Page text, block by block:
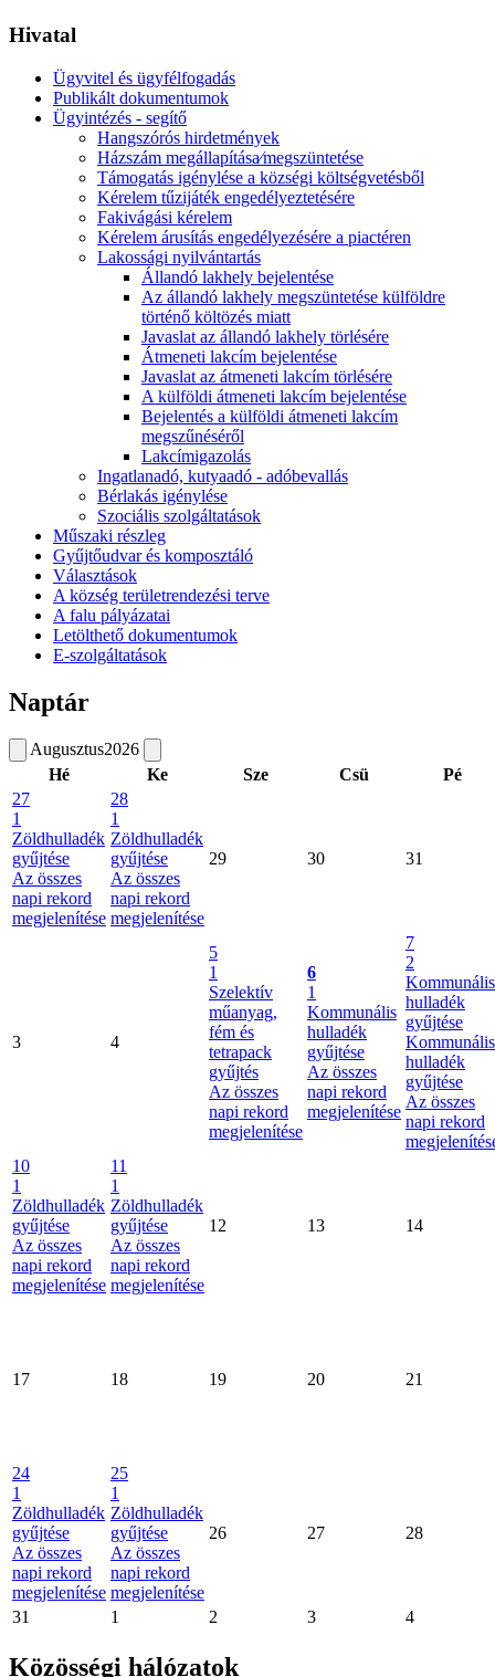
Hivatal
Ügyvitel és ügyfélfogadás
Publikált dokumentumok
Ügyintézés - segítő
Hangszórós hirdetmények
Házszám megállapítása⁄megszüntetése
Támogatás igénylése a községi költségvetésből
Kérelem tűzijáték engedélyeztetésére
Fakivágási kérelem
Kérelem árusítás engedélyezésére a piactéren
Lakossági nyilvántartás
Állandó lakhely bejelentése
Az állandó lakhely megszüntetése külföldre
történő költözés miatt
Javaslat az állandó lakhely törlésére
Átmeneti lakcím bejelentése
Javaslat az átmeneti lakcím törlésére
A külföldi átmeneti lakcím bejelentése
Bejelentés a külföldi átmeneti lakcím
megszűnéséről
Lakcímigazolás
Ingatlanadó, kutyaadó - adóbevallás
Bérlakás igénylése
Szociális szolgáltatások
Műszaki részleg
Gyűjtőudvar és komposztáló
Választások
A község területrendezési terve
A falu pályázatai
Letölthető dokumentumok
E-szolgáltatások
Naptár
Augusztus2026
Hé
Ke Sze Csü
Pé
27
1
Zöldhulladék
gyűjtése
Az összes
napi rekord
megjelenítése
28
1
Zöldhulladék
gyűjtése
Az összes
napi rekord
megjelenítése
29 30 31
3 4
5
1
Szelektív
műanyag,
fém és
tetrapack
gyűjtés
Az összes
napi rekord
megjelenítése
6
1
Kommunális
hulladék
gyűjtése
Az összes
napi rekord
megjelenítése
7
2
Kommunális
hulladék
gyűjtése
Kommunális
hulladék
gyűjtése
Az összes
napi rekord
10
1
Zöldhulladék
gyűjtése
Az összes
napi rekord
megjelenítése
11
1
Zöldhulladék
gyűjtése
Az összes
napi rekord
megjelenítése
12 13 14
17 18 19 20 21
24
1
Zöldhulladék
gyűjtése
Az összes
napi rekord
megjelenítése
25
1
Zöldhulladék
gyűjtése
Az összes
napi rekord
megjelenítése
26 27 28
31 1 2 3 4
Közösségi hálózatok